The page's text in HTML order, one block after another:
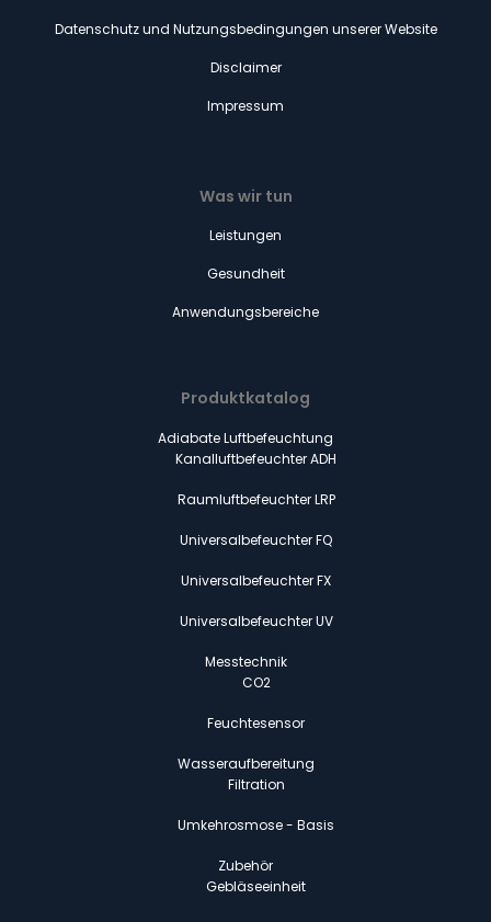
Datenschutz und Nutzungsbedingungen unserer Website
Disclaimer
Impressum
Was wir tun
Leistungen
Gesundheit
Anwendungsbereiche
Produktkatalog
Adiabate Luftbefeuchtung
Kanalluftbefeuchter ADH
Raumluftbefeuchter LRP
Universalbefeuchter FQ
Universalbefeuchter FX
Universalbefeuchter UV
Messtechnik
CO2
Feuchtesensor
Wasseraufbereitung
Filtration
Umkehrosmose - Basis
Zubehör
Gebläseeinheit